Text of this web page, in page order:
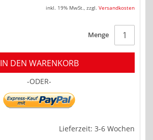
inkl. 19% MwSt., zzgl. Versandkosten
Menge
IN DEN WARENKORB
-ODER-
Lieferzeit: 3-6 Wochen